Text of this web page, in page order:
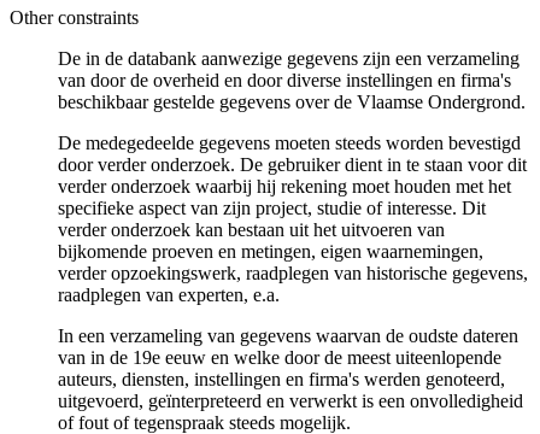
Other constraints
De in de databank aanwezige gegevens zijn een verzameling
van door de overheid en door diverse instellingen en firma's
beschikbaar gestelde gegevens over de Vlaamse Ondergrond.
De medegedeelde gegevens moeten steeds worden bevestigd
door verder onderzoek. De gebruiker dient in te staan voor dit
verder onderzoek waarbij hij rekening moet houden met het
specifieke aspect van zijn project, studie of interesse. Dit
verder onderzoek kan bestaan uit het uitvoeren van
bijkomende proeven en metingen, eigen waarnemingen,
verder opzoekingswerk, raadplegen van historische gegevens,
raadplegen van experten, e.a.
In een verzameling van gegevens waarvan de oudste dateren
van in de 19e eeuw en welke door de meest uiteenlopende
auteurs, diensten, instellingen en firma's werden genoteerd,
uitgevoerd, geïnterpreteerd en verwerkt is een onvolledigheid
of fout of tegenspraak steeds mogelijk.